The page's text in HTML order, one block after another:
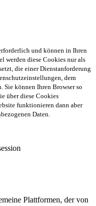
und können in Ihren
werden diese Cookies nur als
die einer Dienstanforderung
dem
Sie können Ihren Browser so
über diese Cookies
funktionieren dann aber
Daten.
Plattformen, der von